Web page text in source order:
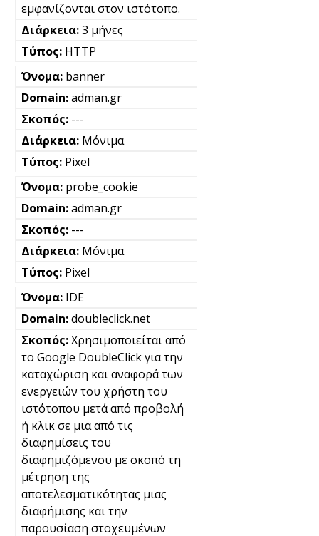
εμφανίζονται στον ιστότοπο.
3 μήνες
HTTP
banner
adman.gr
---
Μόνιμα
Pixel
probe_cookie
adman.gr
---
Μόνιμα
Pixel
IDE
doubleclick.net
Χρησιμοποιείται από
το Google DoubleClick για την
καταχώριση και αναφορά των
ενεργειών του χρήστη του
ιστότοπου μετά από προβολή
ή κλικ σε μια από τις
διαφημίσεις του
διαφημιζόμενου με σκοπό τη
μέτρηση της
αποτελεσματικότητας μιας
διαφήμισης και την
παρουσίαση στοχευμένων